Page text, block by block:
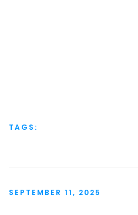
TAGS:
SEPTEMBER 11, 2025